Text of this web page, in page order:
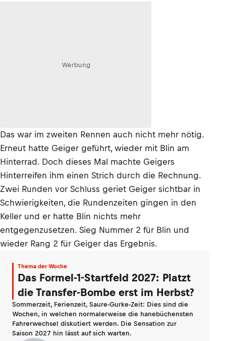
Werbung
Das war im zweiten Rennen auch nicht mehr nötig.
Erneut hatte Geiger geführt, wieder mit Blin am
Hinterrad. Doch dieses Mal machte Geigers
Hinterreifen ihm einen Strich durch die Rechnung.
Zwei Runden vor Schluss geriet Geiger sichtbar in
Schwierigkeiten, die Rundenzeiten gingen in den
Keller und er hatte Blin nichts mehr
entgegenzusetzen. Sieg Nummer 2 für Blin und
wieder Rang 2 für Geiger das Ergebnis.
Thema der Woche
Das Formel-1-Startfeld 2027: Platzt
die Transfer-Bombe erst im Herbst?
Sommerzeit, Ferienzeit, Saure-Gurke-Zeit: Dies sind die
Wochen, in welchen normalerweise die hanebüchensten
Fahrerwechsel diskutiert werden. Die Sensation zur
Saison 2027 hin lässt auf sich warten.